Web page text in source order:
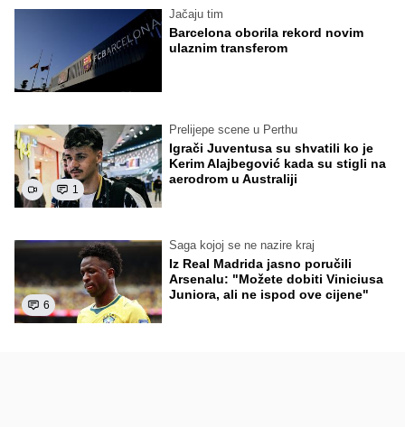
Jačaju tim
Barcelona oborila rekord novim
ulaznim transferom
1
Prelijepe scene u Perthu
Igrači Juventusa su shvatili ko je
Kerim Alajbegović kada su stigli na
aerodrom u Australiji
6
Saga kojoj se ne nazire kraj
Iz Real Madrida jasno poručili
Arsenalu: "Možete dobiti Viniciusa
Juniora, ali ne ispod ove cijene"